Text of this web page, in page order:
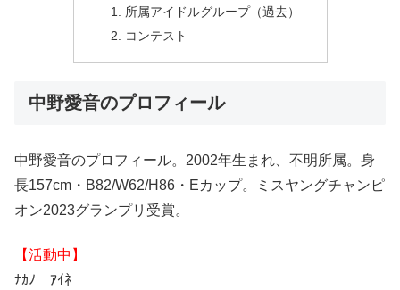
所属アイドルグループ（過去）
コンテスト
中野愛音のプロフィール
中野愛音のプロフィール。2002年生まれ、不明所属。身
長157cm・B82/W62/H86・Eカップ。ミスヤングチャンピ
オン2023グランプリ受賞。
【活動中】
ﾅｶﾉ ｱｲﾈ